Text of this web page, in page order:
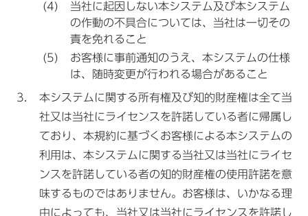
当社に起因しない本システム及び本システム
の作動の不具合については、当社は一切その
責を免れること
お客様に事前通知のうえ、本システムの仕様
は、随時変更が行われる場合があること
本システムに関する所有権及び知的財産権は全て当
社又は当社にライセンスを許諾している者に帰属し
ており、本規約に基づくお客様による本システムの
利用は、本システムに関する当社又は当社にライセ
ンスを許諾している者の知的財産権の使用許諾を意
味するものではありません。お客様は、いかなる理
由によっても、当社又は当社にライセンスを許諾し